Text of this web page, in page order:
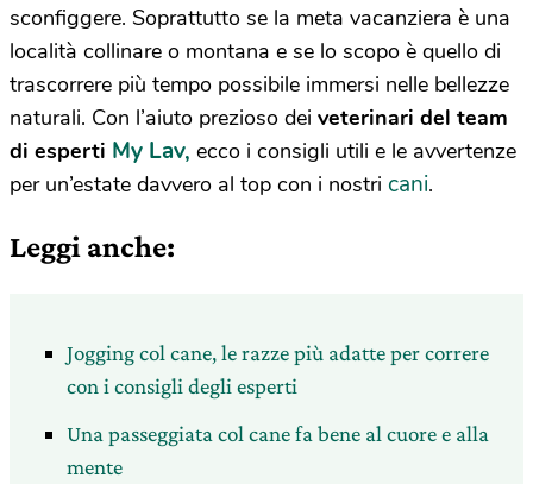
sconfiggere. Soprattutto se la meta vacanziera è una
località collinare o montana e se lo scopo è quello di
trascorrere più tempo possibile immersi nelle bellezze
naturali. Con l’aiuto prezioso dei veterinari del team
di esperti My Lav, ecco i consigli utili e le avvertenze
per un’estate davvero al top con i nostri cani.
Leggi anche:
Jogging col cane, le razze più adatte per correre
con i consigli degli esperti
Una passeggiata col cane fa bene al cuore e alla
mente